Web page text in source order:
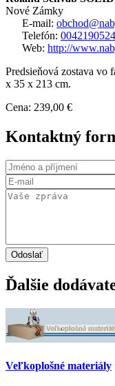
Nové Zámky
E-mail:
Telefón:
Web: http://
Predsieňová zostava vo
x 35 x 213 cm.
Cena: 239,00 €
Kontaktný
Odoslať
Ďalšie
Veľkoplošné materiály